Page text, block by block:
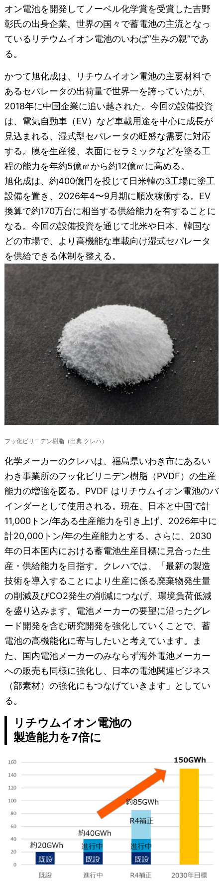
オン電池を開発してノーベル化学賞を受賞した吉野
彰氏の出身企業。世界の国々で蓄電池の主流となっ
ているリチウムイオン電池のいわば“生みの親”であ
る。
かつて旭化成は、リチウムイオン電池の主要材料で
あるセパレータの出荷量で世界一を誇っていたが、
2018年に中国企業に追い越された。今回の設備投資
は、電気自動車（EV）など車載用途を中心に成長が
見込まれる、湿式型セパレータの旺盛な需要に対応
する。膜を生産後、表面にセラミックなどを塗る工
程の能力を年約5億㎡から約12億㎡に高める。
旭化成は、約400億円を投じて日米韓の3工場に塗工
設備を置き、2026年4〜9月期に順次稼働する。EV
換算で約170万台に相当する供給能力を有することに
なる。今回の設備投資を通じて北米や日本、韓国な
どの市場で、より高機能な車載向け湿式セパレータ
を供給できる体制を整える。
フッ化ビリニデン樹脂（出典 クレハ）
化学メーカーのクレハは、福島県いわき市にあるい
わき事業所のフッ化ビリニデン樹脂（PVDF）の生産
能力の増強を図る。PVDF はリチウムイオン電池のバ
インダーとして使用される。現在、日本と中国で計
11,000トン/年ある生産能力を引き上げ、2026年中に
計20,000トン/年の生産能力とする。さらに、2030
年の日本国内における蓄電池生産目標に見合った生
産・供給能力を目指す。クレハでは、「最新の製造
技術を導入することにより生産に係る廃棄物発生量
の削減及びCO2発生の削減につなげ、環境負荷低減
を盛り込みます。電池メーカーの要望に沿ったグレ
ード開発を含む研究開発を強化していくことで、蓄
電池の高機能化に寄与したいと考えています。ま
た、国内電池メーカーのみならず海外電池メーカー
への販売も同様に強化し、日本の電池関連ビジネス
（部素材）の強化にもつなげていきます」としてい
る。
リチウムイオン電池の
製造能力を7倍に